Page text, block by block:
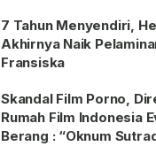
7 Tahun Menyendiri,
Akhirnya Naik
Fransiska
Skandal Film Porno,
Rumah Film Indonesia
Berang : “Oknum